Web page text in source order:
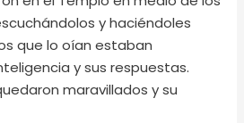
y haciéndoles
que lo oían estaban
y sus respuestas.
maravillados y su